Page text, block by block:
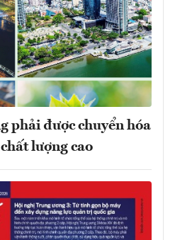
phải được chuyển hóa
lượng cao